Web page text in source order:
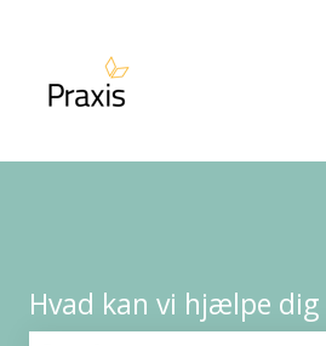
Hvad kan vi hjælpe dig